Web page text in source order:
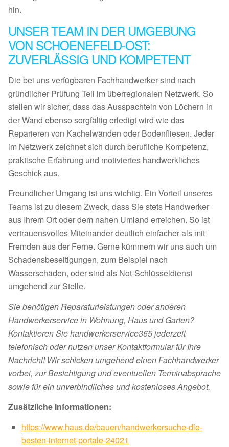
hin.
UNSER TEAM IN DER UMGEBUNG
VON SCHOENEFELD-OST:
ZUVERLÄSSIG UND KOMPETENT
Die bei uns verfügbaren Fachhandwerker sind nach
gründlicher Prüfung Teil im überregionalen Netzwerk. So
stellen wir sicher, dass das Ausspachteln von Löchern in
der Wand ebenso sorgfältig erledigt wird wie das
Reparieren von Kachelwänden oder Bodenfliesen. Jeder
im Netzwerk zeichnet sich durch berufliche Kompetenz,
praktische Erfahrung und motiviertes handwerkliches
Geschick aus.
Freundlicher Umgang ist uns wichtig. Ein Vorteil unseres
Teams ist zu diesem Zweck, dass Sie stets Handwerker
aus Ihrem Ort oder dem nahen Umland erreichen. So ist
vertrauensvolles Miteinander deutlich einfacher als mit
Fremden aus der Ferne. Gerne kümmern wir uns auch um
Schadensbeseitigungen, zum Beispiel nach
Wasserschäden, oder sind als Not-Schlüsseldienst
umgehend zur Stelle.
Sie benötigen Reparaturleistungen oder anderen
Handwerkerservice in Wohnung, Haus und Garten?
Kontaktieren Sie handwerkerservice365 jederzeit
telefonisch oder nutzen unser Kontaktformular für Ihre
Nachricht! Wir schicken umgehend einen Fachhandwerker
vorbei, zur Besichtigung und eventuellen Terminabsprache
sowie für ein unverbindliches und kostenloses Angebot.
Zusätzliche Informationen:
https://www.haus.de/bauen/handwerkersuche-die-
besten-internet-portale-24021